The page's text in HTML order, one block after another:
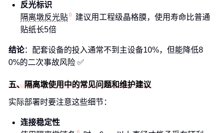
反光标识
隔离墩反光贴
建议用工程级晶格膜，使用寿命比普通
贴纸长5倍
结论：配套设备的投入通常不到主设备10%，但能降低8
0%的二次事故风险 ✅
五、隔离墩使用中的常见问题和维护建议
实际部署时要注意这些细节：
连接稳定性